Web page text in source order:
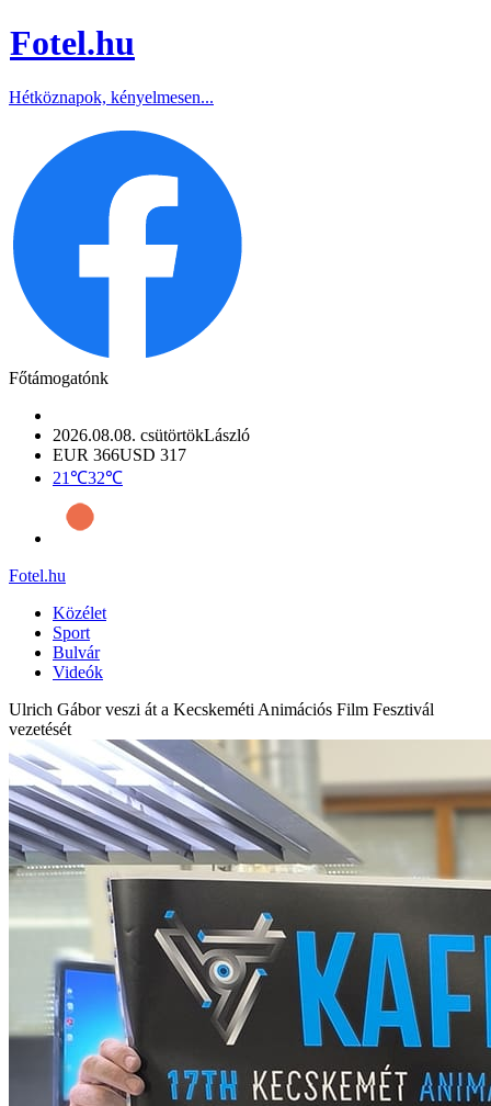
Fotel.hu
Hétköznapok, kényelmesen...
Főtámogatónk
2026.08.08. csütörtökLászló
EUR 366USD 317
21℃32℃
Fotel.hu
Közélet
Sport
Bulvár
Videók
Ulrich Gábor veszi át a Kecskeméti Animációs Film Fesztivál
vezetését